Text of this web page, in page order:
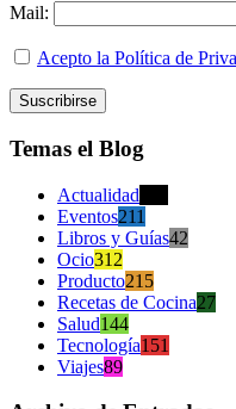
Mail:
Acepto la Política de
Temas el Blog
Actualidad
Eventos211
Libros y Guías42
Ocio312
Producto215
Recetas de Cocina27
Salud144
Tecnología151
Viajes89